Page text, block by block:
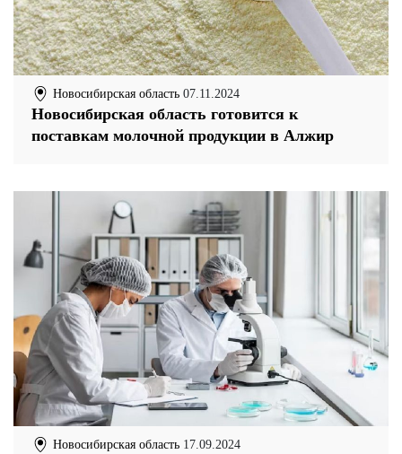
Новосибирская область 07.11.2024
Новосибирская область готовится к
поставкам молочной продукции в Алжир
Новосибирская область 17.09.2024